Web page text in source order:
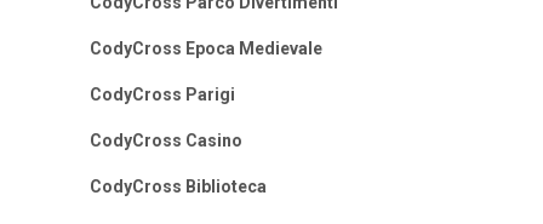
CodyCross Epoca Medievale
CodyCross Parigi
CodyCross Casino
CodyCross Biblioteca